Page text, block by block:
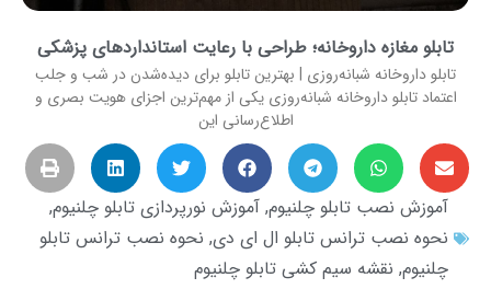
تابلو مغازه داروخانه؛ طراحی با رعایت استانداردهای پزشکی
تابلو داروخانه شبانه‌روزی | بهترین تابلو برای دیده‌شدن در شب و جلب
اعتماد تابلو داروخانه شبانه‌روزی یکی از مهم‌ترین اجزای هویت بصری و
اطلاع‌رسانی این
آموزش نصب تابلو چلنیوم, آموزش نورپردازی تابلو چلنیوم,
نحوه نصب ترانس تابلو ال ای دی, نحوه نصب ترانس تابلو
چلنیوم, نقشه سیم کشی تابلو چلنیوم